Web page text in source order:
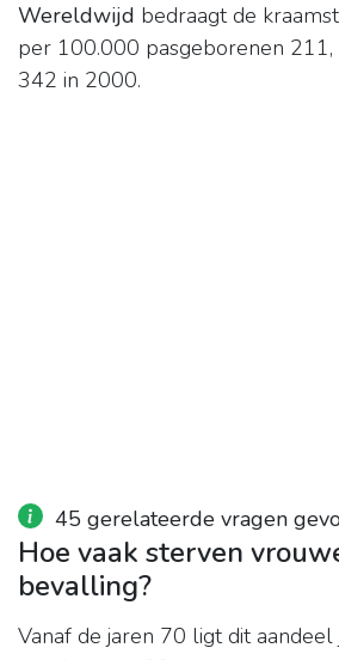
Wereldwijd bedraagt de
per 100.000 pasgeborenen
342 in 2000.
45 gerelateerde vragen
Hoe vaak sterven
bevalling?
Vanaf de jaren 70 ligt dit